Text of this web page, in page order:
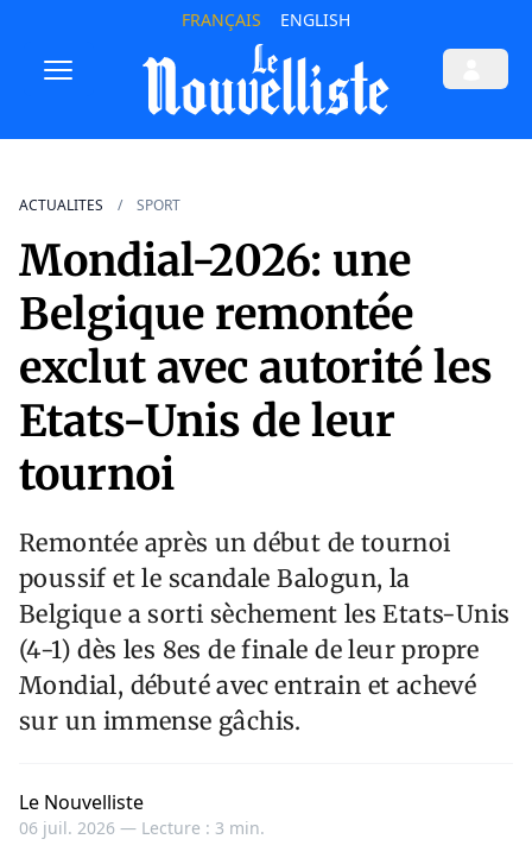
FRANÇAIS ENGLISH
ACTUALITES SPORT
Mondial-2026: une
Belgique remontée
exclut avec autorité les
Etats-Unis de leur
tournoi
Remontée après un début de tournoi
poussif et le scandale Balogun, la
Belgique a sorti sèchement les Etats-Unis
(4-1) dès les 8es de finale de leur propre
Mondial, débuté avec entrain et achevé
sur un immense gâchis.
Le Nouvelliste
06 juil. 2026 — Lecture : 3 min.